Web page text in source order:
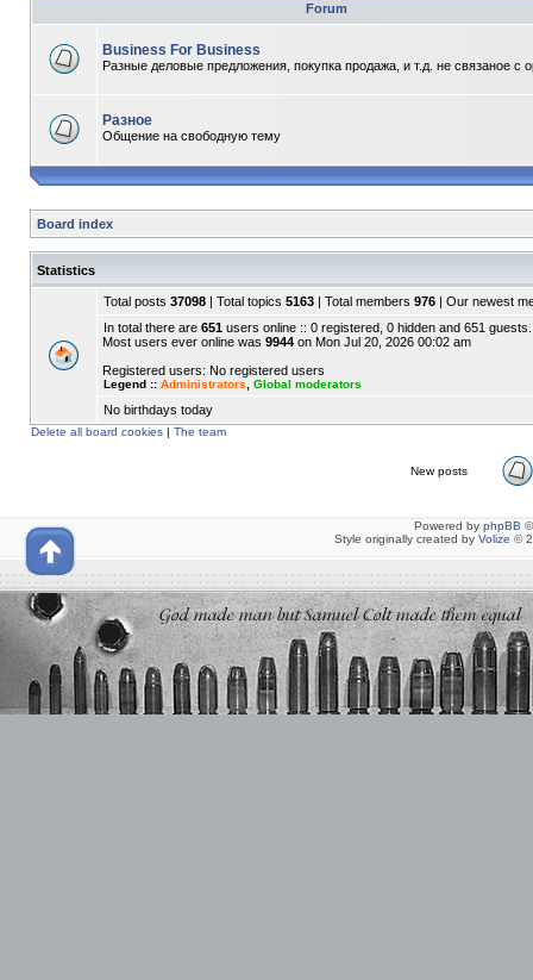
Forum
Business For Business
Разные деловые предложения, покупка продажа, и т.д. не связаное с
Разное
Общение на свободную тему
Board index
Statistics
Total posts 37098 | Total topics 5163 | Total members 976 | Our newest
In total there are 651 users online :: 0 registered, 0 hidden and 651 guests.
Most users ever online was 9944 on Mon Jul 20, 2026 00:02 am
Registered users: No registered users
Legend :: Administrators Global moderators
No birthdays today
Delete all board cookies | The team
New posts
Powered by phpBB
Style originally created by Volize ©